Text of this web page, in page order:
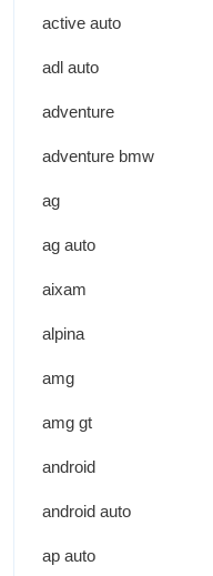
active auto
adl auto
adventure
adventure bmw
ag
ag auto
aixam
alpina
amg
amg gt
android
android auto
ap auto